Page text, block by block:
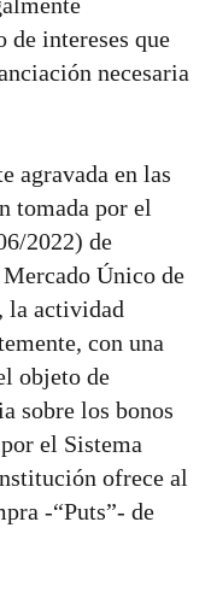
de intereses que
necesaria
agravada en las
tomada por el
2022) de
Único de
la actividad
con una
objeto de
sobre los bonos
el Sistema
ofrece al
-“Puts”- de